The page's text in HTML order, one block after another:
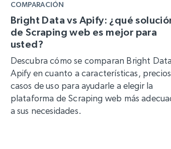
COMPARACIÓN
Bright Data vs Apify: ¿qué
de Scraping web es mejor para
usted?
Descubra cómo se comparan Bright
Apify en cuanto a características,
casos de uso para ayudarle a elegir la
plataforma de Scraping web más
a sus necesidades.